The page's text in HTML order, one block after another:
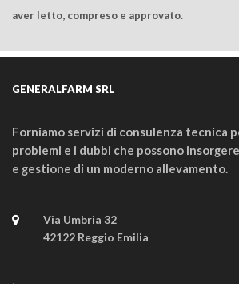
aver letto, compreso e approvato.
GENERALFARM SRL
Forniamo servizi di consulenza tecnica
problemi e i dubbi che possono
e gestione di un moderno allevamento.
Via Umbria 32
42122 Reggio Emilia